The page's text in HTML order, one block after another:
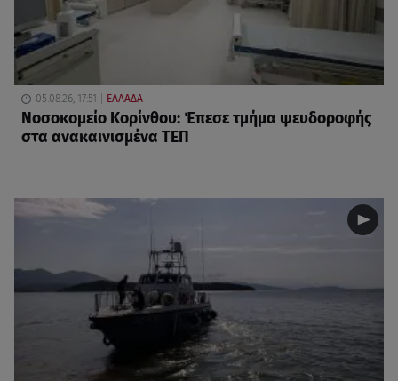
05.08.26, 17:51 ΕΛΛΑΔΑ
Νοσοκομείο Κορίνθου: Έπεσε τμήμα ψευδοροφής
στα ανακαινισμένα ΤΕΠ